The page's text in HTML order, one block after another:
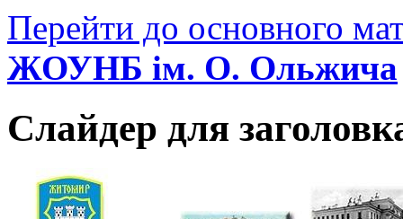
Перейти до основного
ЖОУНБ ім. О. Ольжича
Слайдер для